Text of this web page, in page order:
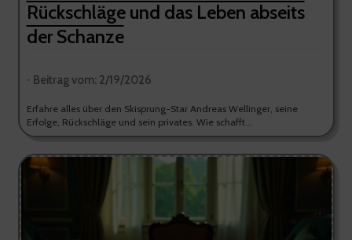
Rückschläge und das Leben abseits
der Schanze
⋅ Beitrag vom: 2/19/2026
Erfahre alles über den Skisprung-Star Andreas Wellinger, seine
Erfolge, Rückschläge und sein privates. Wie schafft...